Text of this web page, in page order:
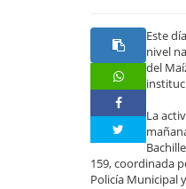
Este
nivel
del
La
159, coordinada
Policía Municipal